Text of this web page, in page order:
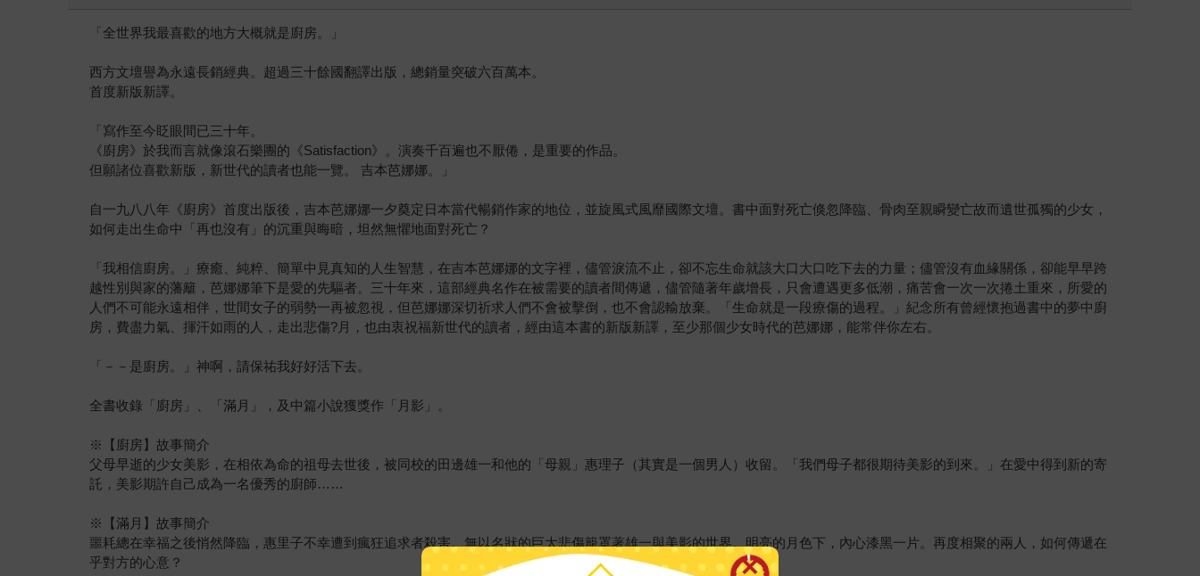
「全世界我最喜歡的地方大概就是廚房。」
西方文壇譽為永遠長銷經典。超過三十餘國翻譯出版，總銷量突破六百萬本。
首度新版新譯。
「寫作至今眨眼間已三十年。
《廚房》於我而言就像滾石樂團的《Satisfaction》。演奏千百遍也不厭倦，是重要的作品。
但願諸位喜歡新版，新世代的讀者也能一覽。 吉本芭娜娜。」
自一九八八年《廚房》首度出版後，吉本芭娜娜一夕奠定日本當代暢銷作家的地位，並旋風式風靡國際文壇。書中面對死亡倏忽降臨、骨肉至親瞬變亡故而遺世孤獨的少女，
如何走出生命中「再也沒有」的沉重與晦暗，坦然無懼地面對死亡？
「我相信廚房。」療癒、純粹、簡單中見真知的人生智慧，在吉本芭娜娜的文字裡，儘管淚流不止，卻不忘生命就該大口大口吃下去的力量；儘管沒有血緣關係，卻能早早跨
越性別與家的藩籬，芭娜娜筆下是愛的先驅者。三十年來，這部經典名作在被需要的讀者間傳遞，儘管隨著年歲增長，只會遭遇更多低潮，痛苦會一次一次捲土重來，所愛的
人們不可能永遠相伴，世間女子的弱勢一再被忽視，但芭娜娜深切祈求人們不會被擊倒，也不會認輸放棄。「生命就是一段療傷的過程。」紀念所有曾經懷抱過書中的夢中廚
房，費盡力氣、揮汗如雨的人，走出悲傷?月，也由衷祝福新世代的讀者，經由這本書的新版新譯，至少那個少女時代的芭娜娜，能常伴你左右。
「－－是廚房。」神啊，請保祐我好好活下去。
全書收錄「廚房」、「滿月」，及中篇小說獲獎作「月影」。
※【廚房】故事簡介
父母早逝的少女美影，在相依為命的祖母去世後，被同校的田邊雄一和他的「母親」惠理子（其實是一個男人）收留。「我們母子都很期待美影的到來。」在愛中得到新的寄
託，美影期許自己成為一名優秀的廚師……
※【滿月】故事簡介
噩耗總在幸福之後悄然降臨，惠里子不幸遭到瘋狂追求者殺害。無以名狀的巨大悲傷籠罩著雄一與美影的世界。明亮的月色下，內心漆黑一片。再度相聚的兩人，如何傳遞在
乎對方的心意？